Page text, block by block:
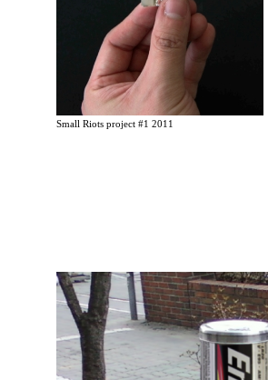
Small Riots project #1 2011